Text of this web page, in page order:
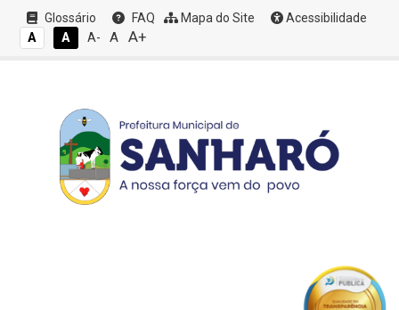
Glossário FAQ Mapa do Site
Acessibilidade
A
A A- A A+